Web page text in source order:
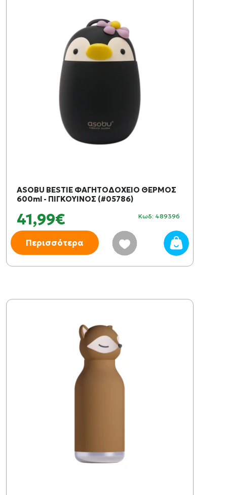
ASOBU BESTIE ΦΑΓΗΤΟΔΟΧΕΙΟ ΘΕΡΜΟΣ
600ml - ΠΙΓΚΟΥΙΝΟΣ (#05786)
41,99€ Κωδ: 489396
Περισσότερα